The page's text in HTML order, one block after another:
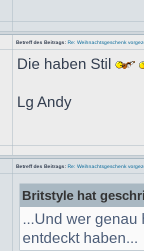
Betreff des Beitrags: Re: Weihnachtsgeschenk
Die haben Stil
Lg Andy
Betreff des Beitrags: Re: Weihnachtsgeschenk
Britstyle hat
...Und wer genau
entdeckt haben...